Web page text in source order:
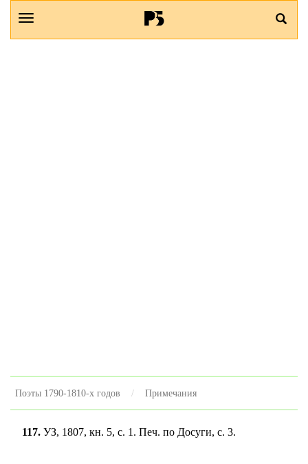
Поэты 1790-1810-х годов Примечания
117. УЗ, 1807, кн. 5, с. 1. Печ. по Досуги, с. 3.